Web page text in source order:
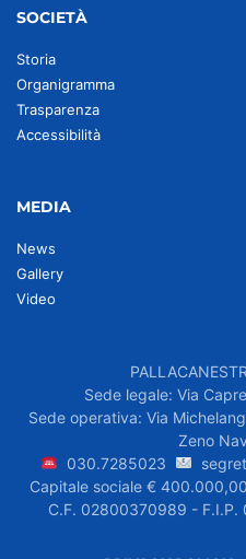
SOCIETÀ
Storia
Organigramma
Trasparenza
Accessibilità
MEDIA
News
Gallery
Video
Sede legale: Via
Sede operativa: Via
Zeno
030.7285023
Capitale sociale €
C.F. 02800370989 - F.I.P.